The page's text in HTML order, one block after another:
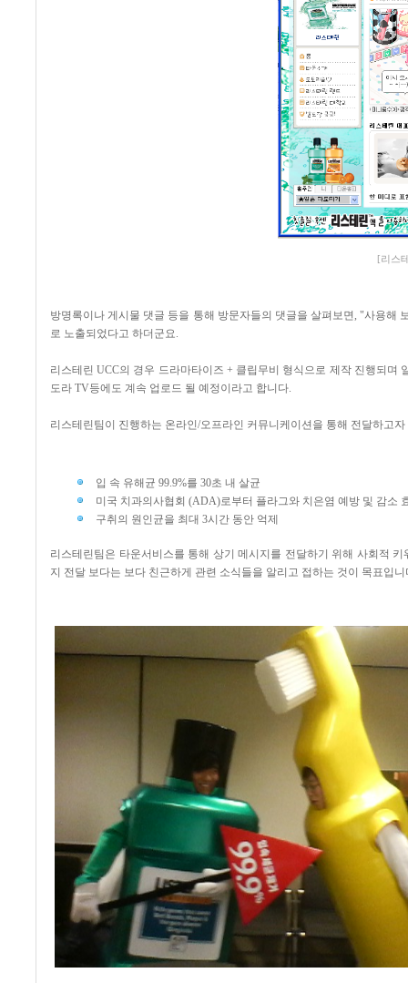
[리스
방명록이나 게시물 댓글 등을 통해 방문자들의 댓글을 살펴보면, "사용해
로 노출되었다고 하더군요.
리스테린 UCC의 경우 드라마타이즈 + 클립무비 형식으로 제작 진행되
도라 TV등에도 계속 업로드 될 예정이라고 합니다.
리스테린팀이 진행하는 온라인/오프라인 커뮤니케이션을 통해 전달하고
입 속 유해균 99.9%를 30초 내 살균
미국 치과의사협회 (ADA)로부터 플라그와 치은염 예방 및 감소
구취의 원인균을 최대 3시간 동안 억제
리스테린팀은 타운서비스를 통해 상기 메시지를 전달하기 위해 사회적
지 전달 보다는 보다 친근하게 관련 소식들을 알리고 접하는 것이 목표입